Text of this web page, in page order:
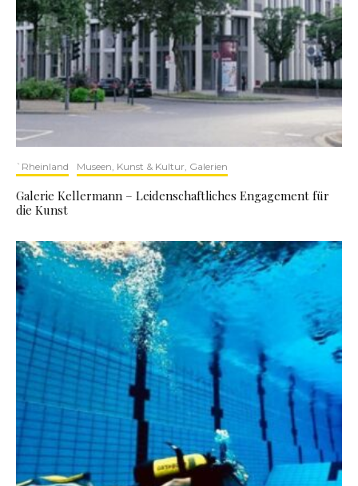
`Rheinland Museen, Kunst & Kultur, Galerien
Galerie Kellermann – Leidenschaftliches Engagement für
die Kunst